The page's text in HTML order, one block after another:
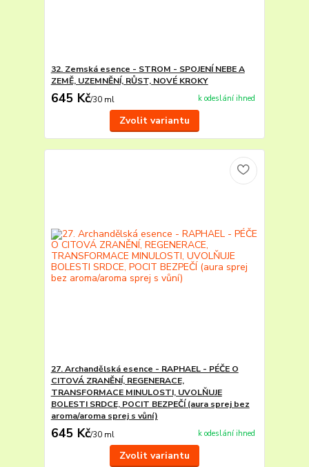
32. Zemská esence - STROM - SPOJENÍ NEBE A
ZEMĚ, UZEMNĚNÍ, RŮST, NOVÉ KROKY
645 Kč/30 ml k odeslání ihned
Zvolit variantu
27. Archandělská esence - RAPHAEL - PÉČE O
CITOVÁ ZRANĚNÍ, REGENERACE,
TRANSFORMACE MINULOSTI, UVOLŇUJE
BOLESTI SRDCE, POCIT BEZPEČÍ (aura sprej bez
aroma/aroma sprej s vůní)
645 Kč/30 ml k odeslání ihned
Zvolit variantu